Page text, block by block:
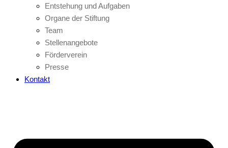
Entstehung und Aufgaben
Organe der Stiftung
Team
Stellenangebote
Förderverein
Presse
Kontakt